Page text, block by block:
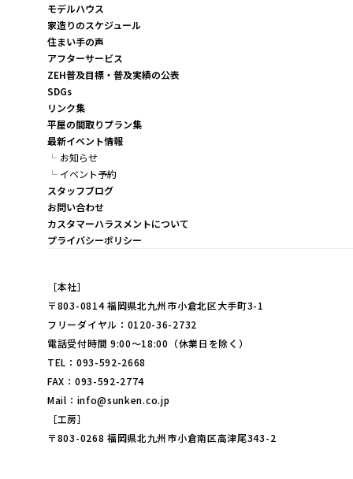
モデルハウス
家造りのスケジュール
住まい手の声
アフターサービス
ZEH普及目標・普及実績の公表
SDGs
リンク集
平屋の間取りプラン集
最新イベント情報
お知らせ
イベント予約
スタッフブログ
お問い合わせ
カスタマーハラスメントについて
プライバシーポリシー
［本社］
〒803-0814 福岡県北九州市小倉北区大手町3-1
フリーダイヤル：0120-36-2732
電話受付時間 9:00～18:00（休業日を除く）
TEL：093-592-2668
FAX：093-592-2774
Mail：info@sunken.co.jp
［工房］
〒803-0268 福岡県北九州市小倉南区高津尾343-2